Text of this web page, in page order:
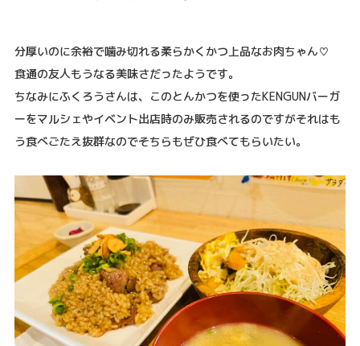
分厚いのに余裕で噛み切れる柔らかくかつ上品なお肉ちゃん♡
食通の友人もうなる美味さだったようです。
ちなみにふくろうさんは、このとんかつを使ったKENGUNバーガ
ーをマルシェやイベント出店時のみ販売されるのですがそれはも
う食べごたえ抜群なのでそちらもぜひ食べてもらいたい。